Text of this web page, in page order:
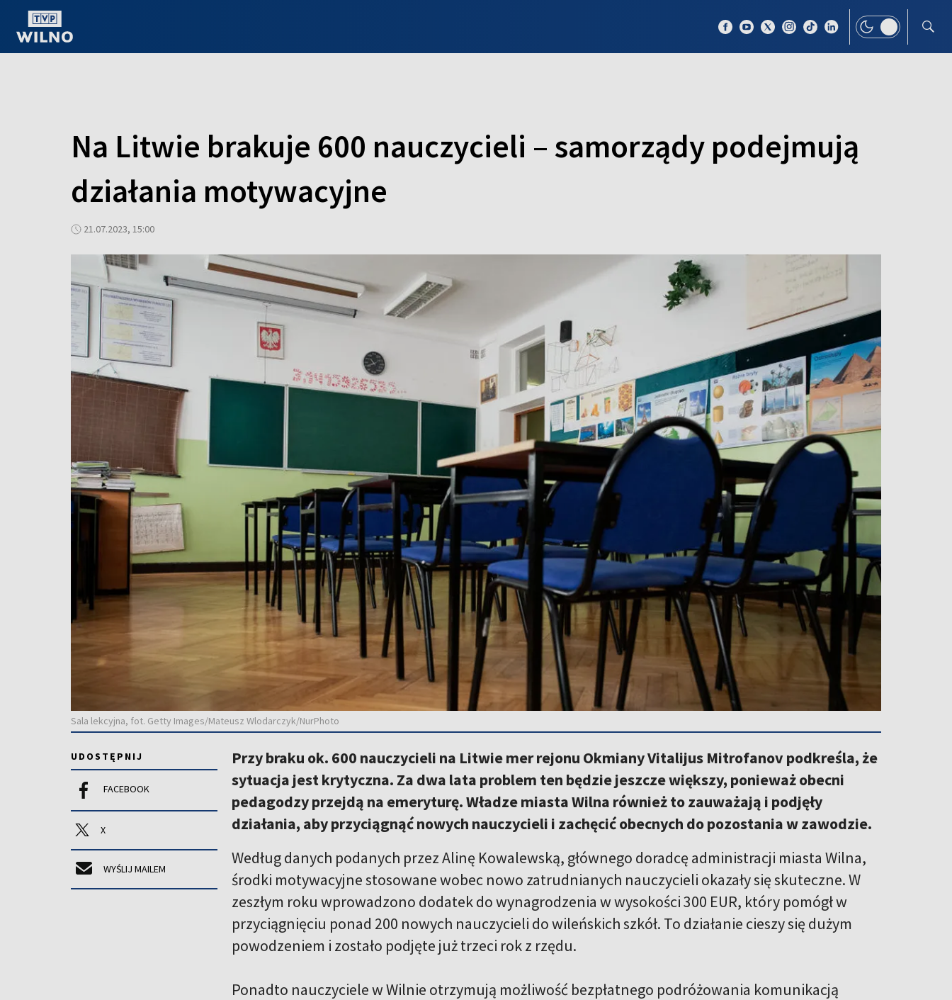
Na Litwie brakuje 600 nauczycieli – samorządy podejmują
działania motywacyjne
21.07.2023, 15:00
Sala lekcyjna, fot. Getty Images/Mateusz Wlodarczyk/NurPhoto
UDOSTĘPNIJ
FACEBOOK
X
WYŚLIJ MAILEM
Przy braku ok. 600 nauczycieli na Litwie mer rejonu Okmiany Vitalijus Mitrofanov podkreśla, że
sytuacja jest krytyczna. Za dwa lata problem ten będzie jeszcze większy, ponieważ obecni
pedagodzy przejdą na emeryturę. Władze miasta Wilna również to zauważają i podjęły
działania, aby przyciągnąć nowych nauczycieli i zachęcić obecnych do pozostania w zawodzie.
Według danych podanych przez Alinę Kowalewską, głównego doradcę administracji miasta Wilna,
środki motywacyjne stosowane wobec nowo zatrudnianych nauczycieli okazały się skuteczne. W
zeszłym roku wprowadzono dodatek do wynagrodzenia w wysokości 300 EUR, który pomógł w
przyciągnięciu ponad 200 nowych nauczycieli do wileńskich szkół. To działanie cieszy się dużym
powodzeniem i zostało podjęte już trzeci rok z rzędu.
Ponadto nauczyciele w Wilnie otrzymują możliwość bezpłatnego podróżowania komunikacją